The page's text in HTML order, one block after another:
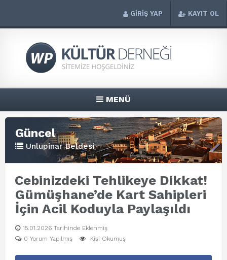
GİRİŞ YAP KAYIT OL
MENÜ
Güncel
Unlupinar Beldesi
Cebinizdeki Tehlikeye Dikkat!
Gümüşhane’de Kart Sahipleri
İçin Acil Koduyla Paylaşıldı
15.01.2026 Tarihinde Eklenmiş
0 Yorum Yapılmış
Kişi Okumuş